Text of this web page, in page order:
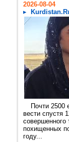
2026-08-04
Почти 2500
вести спустя
похищенных
году...